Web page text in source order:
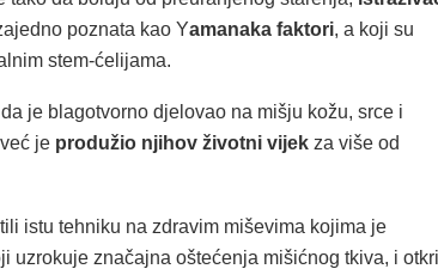
poznata kao Yamanaka faktori, a koji su
stem-ćelijama.
je blagotvorno djelovao na mišju kožu, srce i
jeprodužio njihov životni vijekza više od
istu tehniku na zdravim miševima kojima je
uzrokuje značajna oštećenja mišićnog tkiva, i